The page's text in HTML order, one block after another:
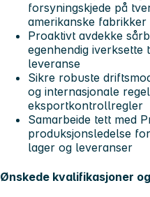
forsyningskjede på
amerikanske fabrikker
Proaktivt avdekke
egenhendig
leveranse
Sikre robuste
og internasjonale
eksportkontrollregler
Samarbeide tett med
produksjonsledelse
lager og leveranser
Ønskede kvalifikasjoner